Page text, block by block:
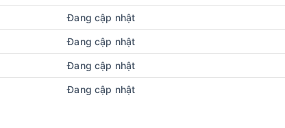
Đang cập nhật
Đang cập nhật
Đang cập nhật
Đang cập nhật